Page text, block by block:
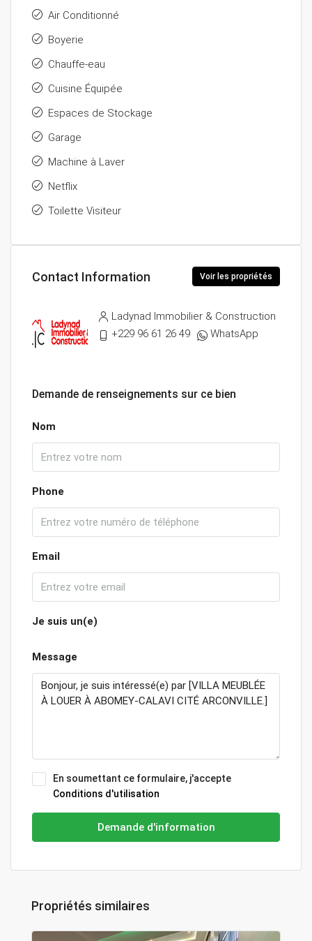
Air Conditionné
Boyerie
Chauffe-eau
Cuisine Équipée
Espaces de Stockage
Garage
Machine à Laver
Netflix
Toilette Visiteur
Contact Information Voir les propriétés
Ladynad Immobilier & Construction
+229 96 61 26 49
WhatsApp
Demande de renseignements sur ce bien
Nom
Phone
Email
Je suis un(e)
Message
En soumettant ce formulaire, j'accepte
Conditions d'utilisation
Demande d'information
Propriétés similaires